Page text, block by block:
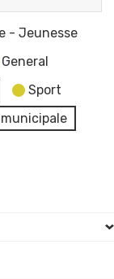
- Jeunesse
General
Sport